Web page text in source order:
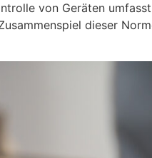
von Geräten
dieser